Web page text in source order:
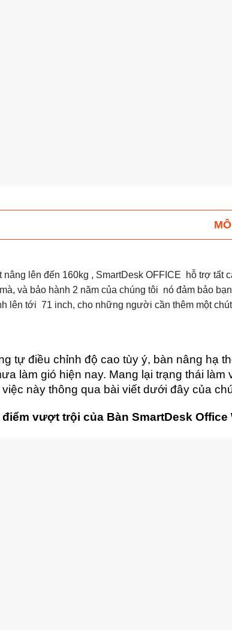
nâng lên đến 160kg , SmartDesk OFFICE hỗ trợ tất
và bảo hành 2 năm của chúng tôi nó đảm bảo
lên tới 71 inch, cho những người cần thêm một
tự điều chỉnh độ cao tùy ý, bàn nâng hạ
làm gió hiện nay. Mang lại trạng thái
này thông qua bài viết dưới đây của
vượt trội của Bàn SmartDesk Office